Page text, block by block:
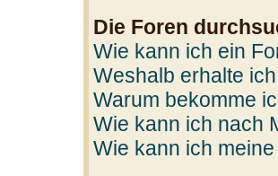
Die Foren
Wie kann ich ein
Weshalb erhalte
Warum bekomme
Wie kann ich nach
Wie kann ich